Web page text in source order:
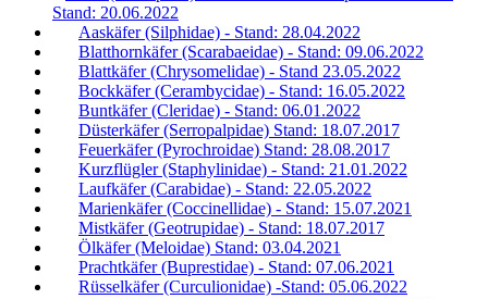
Stand: 20.06.2022
Aaskäfer (Silphidae) - Stand: 28.04.2022
Blatthornkäfer (Scarabaeidae) - Stand: 09.06.2022
Blattkäfer (Chrysomelidae) - Stand 23.05.2022
Bockkäfer (Cerambycidae) - Stand: 16.05.2022
Buntkäfer (Cleridae) - Stand: 06.01.2022
Düsterkäfer (Serropalpidae) Stand: 18.07.2017
Feuerkäfer (Pyrochroidae) Stand: 28.08.2017
Kurzflügler (Staphylinidae) - Stand: 21.01.2022
Laufkäfer (Carabidae) - Stand: 22.05.2022
Marienkäfer (Coccinellidae) - Stand: 15.07.2021
Mistkäfer (Geotrupidae) - Stand: 18.07.2017
Ölkäfer (Meloidae) Stand: 03.04.2021
Prachtkäfer (Buprestidae) - Stand: 07.06.2021
Rüsselkäfer (Curculionidae) -Stand: 05.06.2022